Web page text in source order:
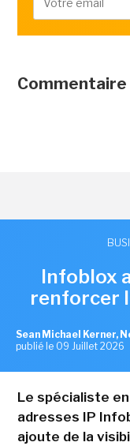
Commentaire
Infoblox
renforcer
Sean Michael Kerner,
publié le 09 Juillet 2026
Le spécialiste
adresses IP
ajoute de la